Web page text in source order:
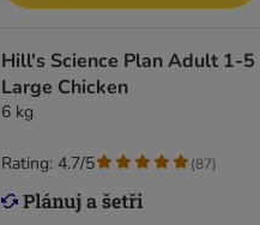
Hill's Science Plan Adult 1-5
Large Chicken
6 kg
Rating: 4.7/5 (87)